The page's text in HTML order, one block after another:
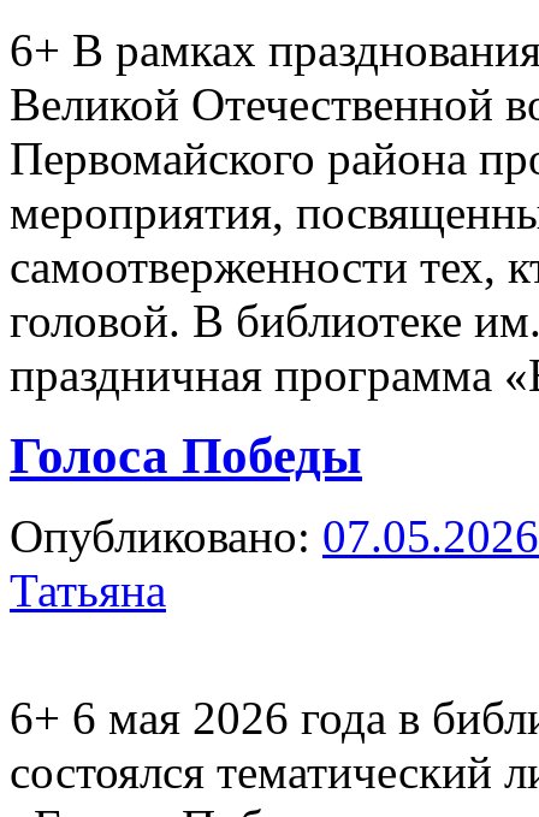
6+ В рамках
Великой Отечественной
Первомайского района
мероприятия,
самоотверженности тех,
головой. В библиотеке
праздничная программа
Голоса Победы
Опубликовано: 07.05.2026
Татьяна
6+ 6 мая 2026 года в
состоялся тематический